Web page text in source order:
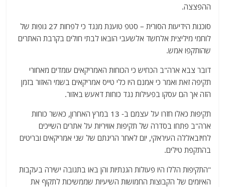
ההפצצה.
סוכנות הידיעות הסורית – סטפ טוענת מנגד כי לפחות 27 גופות של
לוחמי מיליצית אלחשד אלשעבי הובאו לבתי חולים בקרבת האתרים
שהותקפו אמש.
דובר צבא ארה"ב הכחיש כי הכוחות האמריקאים עומדים מאחורי
תקיפה זאת ואמר כי אמנם היו כלי טייס אמריקאים בשמי האזור בזמן
הזה אך הם עסקו בפעילות נגד כוחות דאעש באזור.
תקיפות כאלו חזרו על עצמם ב- 13 במרץ האחרון, כאשר כוחות
ארה"ב פתחו בסדרה של תקיפות אוויריות על אתרים השייכים
לחיזבאללה העיראקי, יום לאחר הריגתם של שני אמריקאים ובריטים
בהתקפת טילים.
"התקיפות הללו היו פעולות הגנתיות והן באו בתגובה ישירה בעקבות
האיומים של הקבוצות החמושות השיעיות שממשיכות לתקוף את